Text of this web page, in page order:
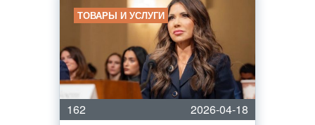
ТОВАРЫ И УСЛУГИ
162
2026-04-18